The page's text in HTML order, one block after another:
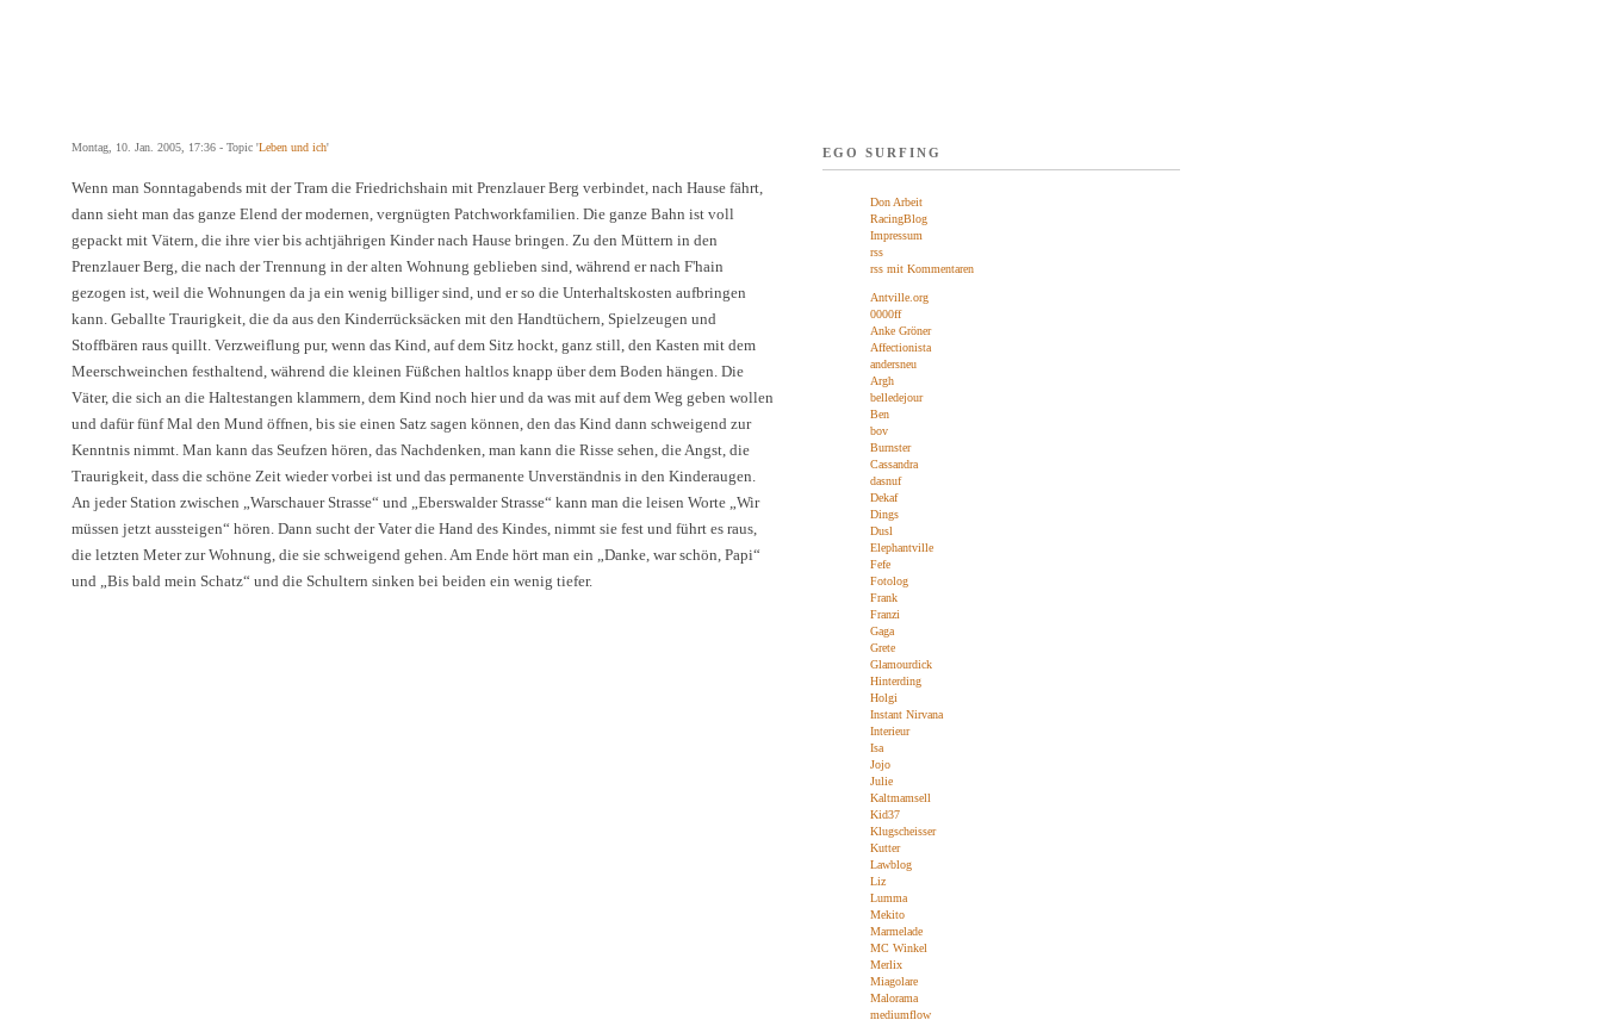
Montag, 10. Jan. 2005, 17:36 - Topic 'Leben und ich'
Wenn man Sonntagabends mit der Tram die Friedrichshain mit Prenzlauer Berg verbindet, nach Hause fährt,
dann sieht man das ganze Elend der modernen, vergnügten Patchworkfamilien. Die ganze Bahn ist voll
gepackt mit Vätern, die ihre vier bis achtjährigen Kinder nach Hause bringen. Zu den Müttern in den
Prenzlauer Berg, die nach der Trennung in der alten Wohnung geblieben sind, während er nach F'hain
gezogen ist, weil die Wohnungen da ja ein wenig billiger sind, und er so die Unterhaltskosten aufbringen
kann. Geballte Traurigkeit, die da aus den Kinderrücksäcken mit den Handtüchern, Spielzeugen und
Stoffbären raus quillt. Verzweiflung pur, wenn das Kind, auf dem Sitz hockt, ganz still, den Kasten mit dem
Meerschweinchen festhaltend, während die kleinen Füßchen haltlos knapp über dem Boden hängen. Die
Väter, die sich an die Haltestangen klammern, dem Kind noch hier und da was mit auf dem Weg geben wollen
und dafür fünf Mal den Mund öffnen, bis sie einen Satz sagen können, den das Kind dann schweigend zur
Kenntnis nimmt. Man kann das Seufzen hören, das Nachdenken, man kann die Risse sehen, die Angst, die
Traurigkeit, dass die schöne Zeit wieder vorbei ist und das permanente Unverständnis in den Kinderaugen.
An jeder Station zwischen „Warschauer Strasse“ und „Eberswalder Strasse“ kann man die leisen Worte „Wir
müssen jetzt aussteigen“ hören. Dann sucht der Vater die Hand des Kindes, nimmt sie fest und führt es raus,
die letzten Meter zur Wohnung, die sie schweigend gehen. Am Ende hört man ein „Danke, war schön, Papi“
und „Bis bald mein Schatz“ und die Schultern sinken bei beiden ein wenig tiefer.
EGO SURFING
Don Arbeit
RacingBlog
Impressum
rss
rss mit Kommentaren
Antville.org
0000ff
Anke Gröner
Affectionista
andersneu
Argh
belledejour
Ben
bov
Burnster
Cassandra
dasnuf
Dekaf
Dings
Dusl
Elephantville
Fefe
Fotolog
Frank
Franzi
Gaga
Grete
Glamourdick
Hinterding
Holgi
Instant Nirvana
Interieur
Isa
Jojo
Julie
Kaltmamsell
Kid37
Klugscheisser
Kutter
Lawblog
Liz
Lumma
Mekito
Marmelade
MC Winkel
Merlix
Miagolare
Malorama
mediumflow